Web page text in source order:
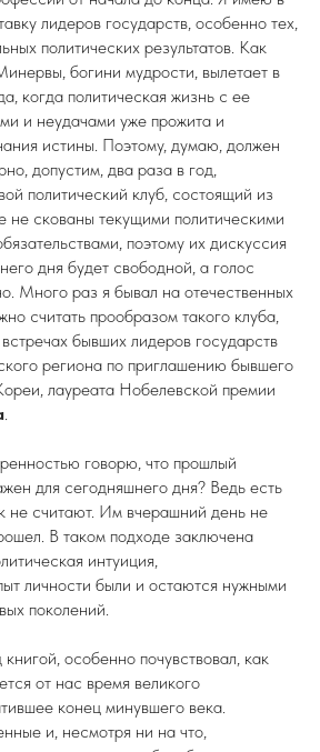
лидеров государств, особенно тех,
политических результатов. Как
богини мудрости, вылетает в
когда политическая жизнь с ее
и неудачами уже прожита и
истины. Поэтому, думаю, должен
допустим, два раза в год,
политический клуб, состоящий из
скованы текущими политическими
поэтому их дискуссия
дня будет свободной, а голос
Много раз я бывал на отечественных
считать прообразом такого клуба,
бывших лидеров государств
региона по приглашению бывшего
лауреата Нобелевской премии
.
говорю, что прошлый
для сегодняшнего дня? Ведь есть
не считают. Им вчерашний день не
В таком подходе заключена
интуиция,
личности были и остаются нужными
поколений.
особенно почувствовал, как
от нас время великого
конец минувшего века.
и, несмотря ни на что,